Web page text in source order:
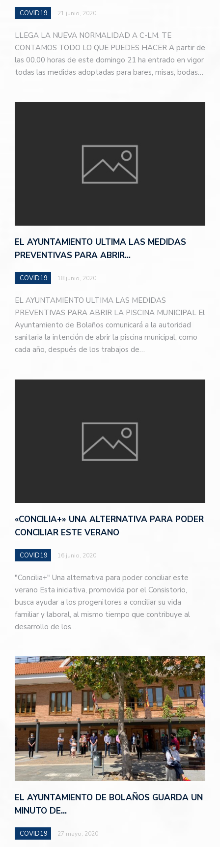
COVID19 21 junio, 2020
LLEGA LA NUEVA NORMALIDAD A C-LM. TE
CONTAMOS TODO LO QUE PUEDES HACER A partir de
las 00.00 horas de este domingo 21 ha entrado en vigor
todas las medidas adoptadas para bares, misas, bodas…
EL AYUNTAMIENTO ULTIMA LAS MEDIDAS
PREVENTIVAS PARA ABRIR…
COVID19 18 junio, 2020
EL AYUNTAMIENTO ULTIMA LAS MEDIDAS
PREVENTIVAS PARA ABRIR LA PISCINA MUNICIPAL El
Ayuntamiento de Bolaños comunicará a la autoridad
sanitaria la intención de abrir la piscina municipal, como
cada año, después de los trabajos de…
«CONCILIA+» UNA ALTERNATIVA PARA PODER
CONCILIAR ESTE VERANO
COVID19 16 junio, 2020
"Concilia+" Una alternativa para poder conciliar este
verano Esta iniciativa, promovida por el Consistorio,
busca ayudar a los progenitores a conciliar su vida
familiar y laboral, al mismo tiempo que contribuye al
desarrollo de los…
EL AYUNTAMIENTO DE BOLAÑOS GUARDA UN
MINUTO DE…
COVID19 27 mayo, 2020